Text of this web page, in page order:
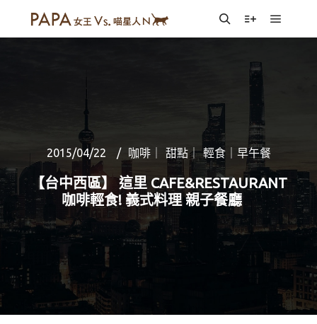
SearchMore info
Main
2015/04/22 咖啡｜ 甜點｜ 輕食｜早午餐
【台中西區】 這里 CAFE&RESTAURANT
咖啡輕食! 義式料理 親子餐廳